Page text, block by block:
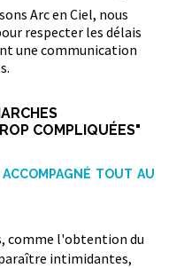
Arc en Ciel, nous
respecter les délais
une communication
COMPLIQUÉES"
tout au
comme l'obtention du
intimidantes,